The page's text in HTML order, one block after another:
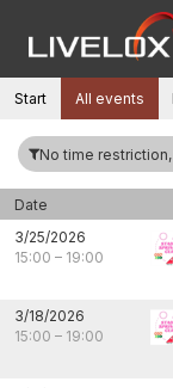
Start All events
No time restriction,
Date
3/25/2026
15:00 – 19:00
3/18/2026
15:00 – 19:00